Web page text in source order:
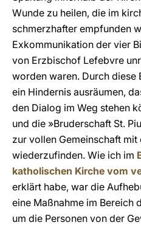
Wunde zu heilen, die im
schmerzhafter empfunden
Exkommunikation der vier
von Erzbischof Lefebvre
worden waren. Durch diese
ein Hindernis ausräumen,
den Dialog im Weg stehen
und die »Bruderschaft St.
zur vollen Gemeinschaft mit
wiederzufinden. Wie ich im
katholischen Kirche vom
erklärt habe, war die
eine Maßnahme im Bereich
um die Personen von der